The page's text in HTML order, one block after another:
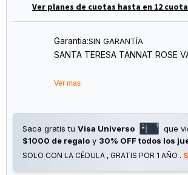
Ver planes de cuotas hasta en 12
Garantia:SIN GARANTÍA
SANTA TERESA TANNAT ROSE
Ver mas
Saca gratis tu Visa Universo
que
$1000 de regalo y 30% OFF todos los
SOLO CON LA CÉDULA , GRATIS POR 1 AÑO .